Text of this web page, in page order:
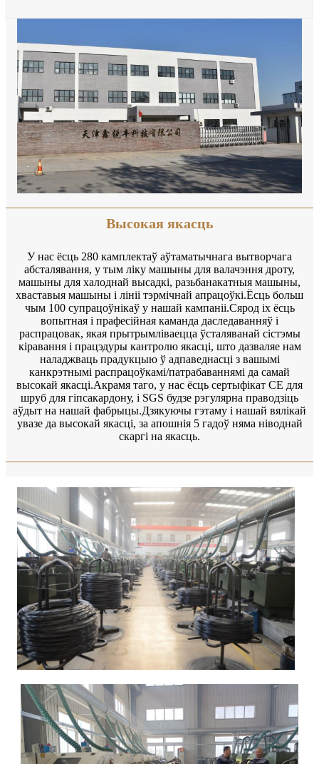
Высокая якасць
У нас ёсць 280 камплектаў аўтаматычнага вытворчага
абсталявання, у тым ліку машыны для валачэння дроту,
машыны для халоднай высадкі, разьбанакатныя машыны,
хваставыя машыны і лініі тэрмічнай апрацоўкі.Ёсць больш
чым 100 супрацоўнікаў у нашай кампаніі.Сярод іх ёсць
вопытная і прафесійная каманда даследаванняў і
распрацовак, якая прытрымліваецца ўсталяванай сістэмы
кіравання і працэдуры кантролю якасці, што дазваляе нам
наладжваць прадукцыю ў адпаведнасці з вашымі
канкрэтнымі распрацоўкамі/патрабаваннямі да самай
высокай якасці.Акрамя таго, у нас ёсць сертыфікат CE для
шруб для гіпсакардону, і SGS будзе рэгулярна праводзіць
аўдыт на нашай фабрыцы.Дзякуючы гэтаму і нашай вялікай
увазе да высокай якасці, за апошнія 5 гадоў няма ніводнай
скаргі на якасць.